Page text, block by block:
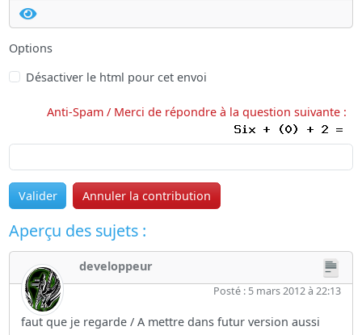
Options
Désactiver le html pour cet envoi
Anti-Spam / Merci de répondre à la question suivante :
Valider Annuler la contribution
Aperçu des sujets :
developpeur
Posté : 5 mars 2012 à 22:13
faut que je regarde / A mettre dans futur version aussi